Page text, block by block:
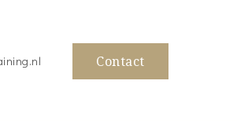
Contact